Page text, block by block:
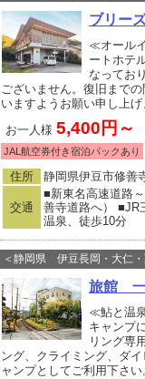
ブリー
≪オール
ートホテ
なってお
ございません。復旧まで
いますようお願い申し上げ
お一人様 5,400円～
JAL航空券付き宿泊パックあり
住所 静岡県伊豆市修善
交通
■新東名高速道路
善寺道路へ） ■JR
温泉、徒歩10分
＜静岡県 伊豆長岡・大仁
旅館
≪鮎と温
キャンプ
リング専
ング、クライミング、ダ
ャンプとしてご利用下さい